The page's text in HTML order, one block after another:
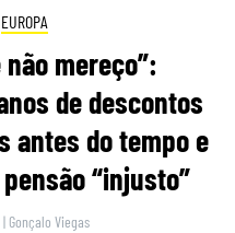
EUROPA
mereço”:
de descontos
antes do tempo e
“injusto”
| Gonçalo Viegas